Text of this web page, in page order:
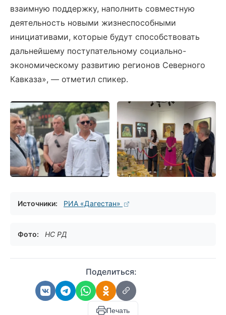
взаимную поддержку, наполнить совместную
деятельность новыми жизнеспособными
инициативами, которые будут способствовать
дальнейшему поступательному социально-
экономическому развитию регионов Северного
Кавказа», — отметил спикер.
Источники: РИА «Дагестан»
Фото: НС РД
Поделиться:
Печать